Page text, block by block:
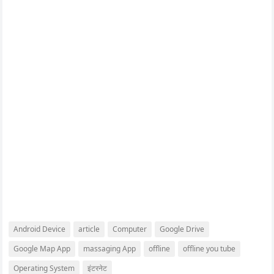
Android Device article Computer
Google Drive
Google Map App
massaging App offline
offline you tube
Operating System
इंटरनेट